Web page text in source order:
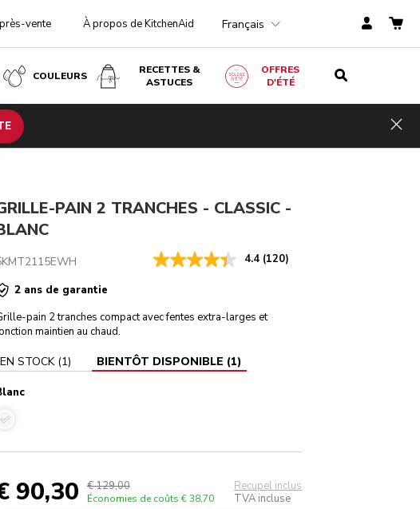
vente À propos de KitchenAid Français
COULEURS
RECETTES &
ASTUCES
OFFRES
D'ÉTÉ
€ 129,00
PAIN 2 TRANCHES - CLASSIC -
4.4 (120)
2 ans de garantie
pain 2 tranches compact avec fentes extra-larges et
maintien au chaud.
EN STOCK(1) BIENTÔT DISPONIBLE (1)
Blanc
90,30 € 129,00
Économies de coûts € 38,70
Recupel inclus
TVA incluse